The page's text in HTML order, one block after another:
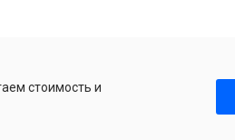
стоимость и